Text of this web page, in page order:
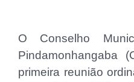
O Conselho
Pindamonhangaba
primeira reunião